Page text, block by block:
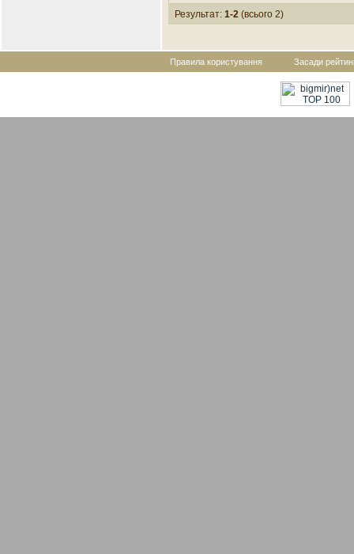
Результат: 1-2 (всього 2)
Правила користування Засади